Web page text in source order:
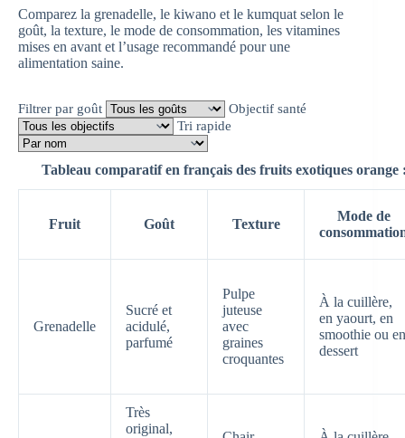
Comparez la grenadelle, le kiwano et le kumquat selon le
goût, la texture, le mode de consommation, les vitamines
mises en avant et l’usage recommandé pour une
alimentation saine.
Filtrer par goût
Objectif santé
Tri rapide
Tableau comparatif en français des fruits exotiques
Fruit Goût Texture
Mode de
Grenadelle
Sucré et
acidulé,
parfumé
Pulpe
juteuse
avec
graines
croquantes
À la cuillère,
en yaourt, en
smoothie ou en
dessert
Très
original,